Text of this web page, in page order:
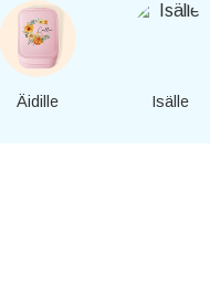
Äidille Isälle